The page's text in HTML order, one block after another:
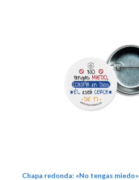
Chapa redonda: «No tengas miedo»